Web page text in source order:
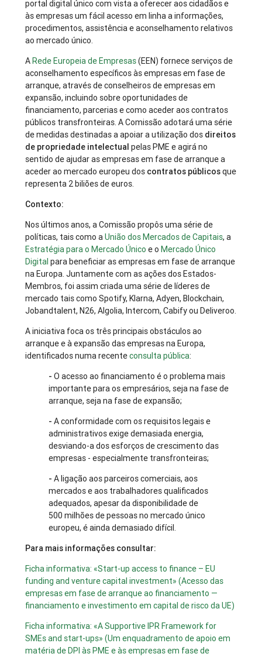
portal digital único com vista a oferecer aos cidadãos e
às empresas um fácil acesso em linha a informações,
procedimentos, assistência e aconselhamento relativos
ao mercado único.
A Rede Europeia de Empresas(EEN) fornece serviços de
aconselhamento específicos às empresas em fase de
arranque, através de conselheiros de empresas em
expansão, incluindo sobre oportunidades de
financiamento, parcerias e como aceder aos contratos
públicos transfronteiras. A Comissão adotará uma série
de medidas destinadas a apoiar a utilização dos direitos
de propriedade intelectual pelas PME e agirá no
sentido de ajudar as empresas em fase de arranque a
aceder ao mercado europeu dos contratos públicosque
representa 2 biliões de euros.
Contexto:
Nos últimos anos, a Comissão propôs uma série de
políticas, tais como aUnião dos Mercados de Capitais, a
Estratégia para o Mercado Único e o Mercado Único
Digital para beneficiar as empresas em fase de arranque
na Europa. Juntamente com as ações dos Estados-
Membros, foi assim criada uma série de líderes de
mercado tais como Spotify, Klarna, Adyen, Blockchain,
Jobandtalent, N26, Algolia, Intercom, Cabify ou Deliveroo.
A iniciativa foca os três principais obstáculos ao
arranque e à expansão das empresas na Europa,
identificados numa recenteconsulta pública:
- O acesso ao financiamento é o problema mais
importante para os empresários, seja na fase de
arranque, seja na fase de expansão;
-A conformidade com os requisitos legais e
administrativos exige demasiada energia,
desviando-a dos esforços de crescimento das
empresas - especialmente transfronteiras;
-A ligação aos parceiros comerciais, aos
mercados e aos trabalhadores qualificados
adequados, apesar da disponibilidade de
500 milhões de pessoas no mercado único
europeu, é ainda demasiado difícil.
Para mais informações consultar:
Ficha informativa: «Start-up access to finance – EU
funding and venture capital investment» (Acesso das
empresas em fase de arranque ao financiamento —
financiamento e investimento em capital de risco da UE)
Ficha informativa: «A Supportive IPR Framework for
SMEs and start-ups» (Um enquadramento de apoio em
matéria de DPI às PME e às empresas em fase de